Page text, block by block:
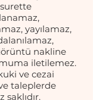
surette
yayılamaz,
nakline
iletilemez.
ve cezai
taleplerde
saklıdır.